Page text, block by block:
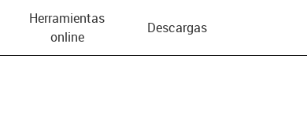
Herramientas
online
Descargas